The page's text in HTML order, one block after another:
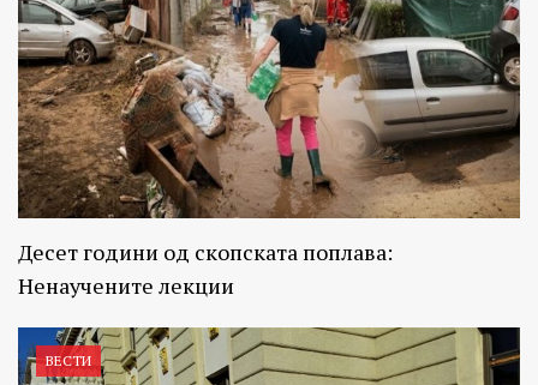
Десет години од скопската поплава:
Ненаучените лекции
ВЕСТИ